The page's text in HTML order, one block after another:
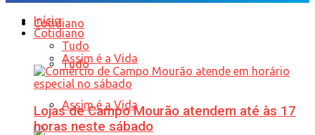
Cotidiano
Tudo
Assim é a Vida
Início
Cotidiano
Tudo
Assim é a Vida
Lojas de Campo Mourão atendem até às 17
horas neste sábado